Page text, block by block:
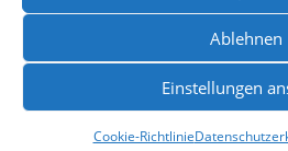
Ablehnen
Einstellungen
Cookie-Richtlinie
Datenschutzerklärung
Cookie-Richtlinie